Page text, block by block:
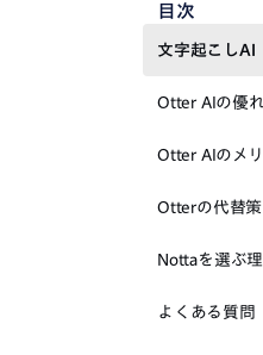
目次
文字起こしAI
Otter AIの優
Otter AIのメ
Otterの代替
Nottaを選ぶ
よくある質問